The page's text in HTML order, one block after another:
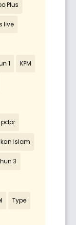
Plus
live
1 KPM
pdpr
Islam
3
Type